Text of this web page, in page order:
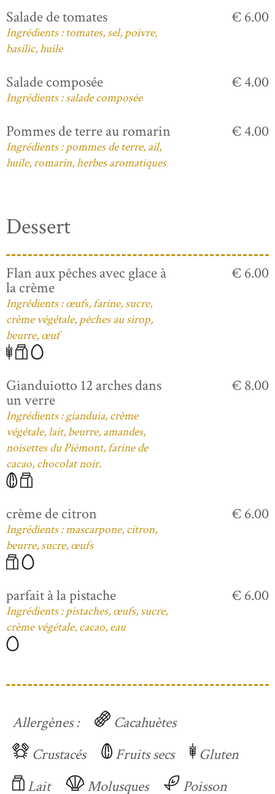
Salade de tomates
Ingrédients : tomates, sel, poivre,
basilic, huile
€ 6.00
Salade composée
Ingrédients : salade composée
€ 4.00
Pommes de terre au romarin
Ingrédients : pommes de terre, ail,
huile, romarin, herbes aromatiques
€ 4.00
Dessert
Flan aux pêches avec glace à
la crème
Ingrédients : œufs, farine, sucre,
crème végétale, pêches au sirop,
beurre, œuf
€ 6.00
Gianduiotto 12 arches dans
un verre
Ingrédients : gianduia, crème
végétale, lait, beurre, amandes,
noisettes du Piémont, farine de
cacao, chocolat noir.
€ 8.00
crème de citron
Ingrédients : mascarpone, citron,
beurre, sucre, œufs
€ 6.00
parfait à la pistache
Ingrédients : pistaches, œufs, sucre,
crème végétale, cacao, eau
€ 6.00
Allergènes :
Cacahuètes
Crustacés
Fruits secs
Gluten
Lait
Molusques Poisson